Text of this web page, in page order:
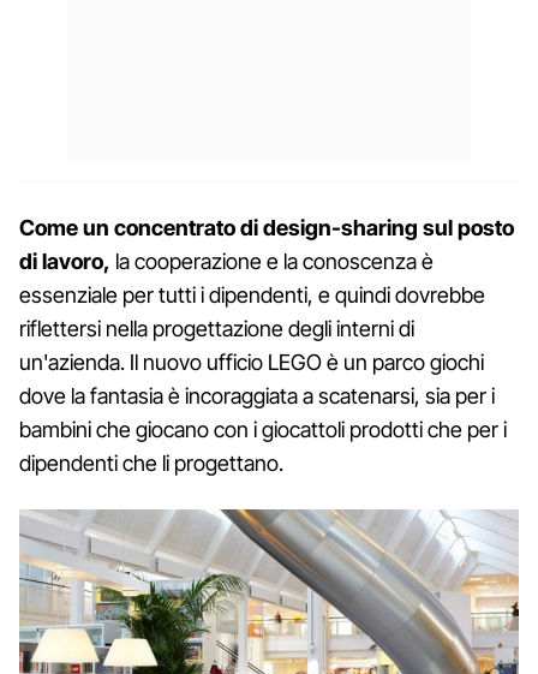
Come un concentrato di design-sharing sul posto
di lavoro, la cooperazione e la conoscenza è
essenziale per tutti i dipendenti, e quindi dovrebbe
riflettersi nella progettazione degli interni di
un'azienda. Il nuovo ufficio LEGO è un parco giochi
dove la fantasia è incoraggiata a scatenarsi, sia per i
bambini che giocano con i giocattoli prodotti che per i
dipendenti che li progettano.